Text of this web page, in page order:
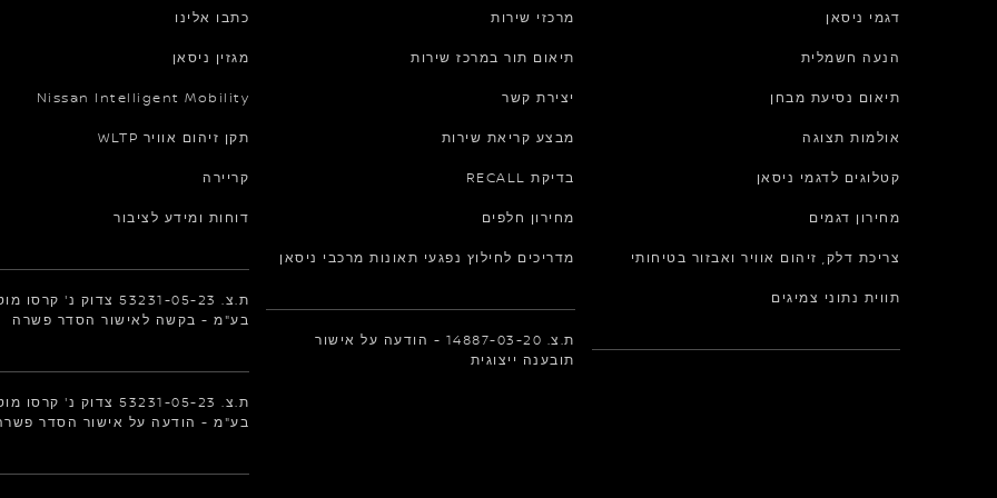
דגמי ניסאן
הנעה חשמלית
תיאום נסיעת מבחן
אולמות תצוגה
קטלוגים לדגמי ניסאן
מחירון דגמים
צריכת דלק, זיהום אוויר ואבזור בטיחותי
תווית נתוני צמיגים
מרכזי שירות
תיאום תור במרכז שירותנפתח בחלון חדש
יצירת קשר
מבצע קריאת שירות
בדיקת RECALL
מחירון חלפים
מדריכים לחילוץ נפגעי תאונות מרכבי ניסאן
ת.צ. 14887-03-20 - הודעה על אישור
תובענה ייצוגיתנפתח בחלון חדש
כתבו אלינו
מגזין ניסאן
Nissan Intelligent Mobility
תקן זיהום אוויר WLTP
קריירה
דוחות ומידע לציבור
ת.צ. 53231-05-23 צדוק נ'
בע"מ - בקשה לאישור הסדר פשרה
ת.צ. 53231-05-23 צדוק נ'
בע"מ - הודעה על אישור הסדר